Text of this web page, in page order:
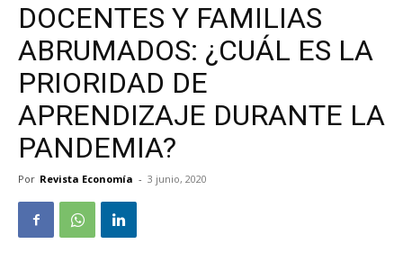
DOCENTES Y FAMILIAS
ABRUMADOS: ¿CUÁL ES LA
PRIORIDAD DE
APRENDIZAJE DURANTE LA
PANDEMIA?
Por Revista Economía - 3 junio, 2020